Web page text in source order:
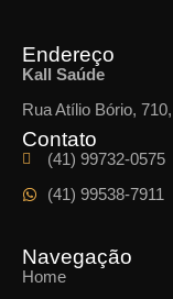
Endereço
Kall Saúde
Rua Atílio Bório,
Contato
(41) 99732-0575
(41) 99538-7911
Navegação
Home